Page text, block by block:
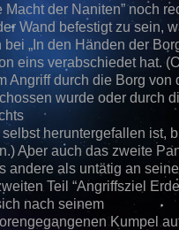
Macht der Naniten” noch
Wand befestigt zu sein,
bei „In den Händen der
eins verabschiedet hat.
Angriff durch die Borg von
wurde oder durch
heruntergefallen ist,
Aber auch das zweite
andere als untätig an
Teil “Angriffsziel
nach seinem
Kumpel